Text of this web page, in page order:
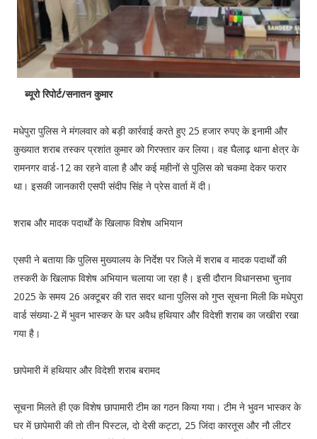
ब्यूरो रिपोर्ट/सनातन कुमार
मधेपुरा पुलिस ने मंगलवार को बड़ी कार्रवाई करते हुए 25 हजार रुपए के इनामी और
कुख्यात शराब तस्कर प्रशांत कुमार को गिरफ्तार कर लिया। वह घैलाढ़ थाना क्षेत्र के
रामनगर वार्ड-12 का रहने वाला है और कई महीनों से पुलिस को चकमा देकर फरार
था। इसकी जानकारी एसपी संदीप सिंह ने प्रेस वार्ता में दी।
शराब और मादक पदार्थों के खिलाफ विशेष अभियान
एसपी ने बताया कि पुलिस मुख्यालय के निर्देश पर जिले में शराब व मादक पदार्थों की
तस्करी के खिलाफ विशेष अभियान चलाया जा रहा है। इसी दौरान विधानसभा चुनाव
2025 के समय 26 अक्टूबर की रात सदर थाना पुलिस को गुप्त सूचना मिली कि मधेपुरा
वार्ड संख्या-2 में भुवन भास्कर के घर अवैध हथियार और विदेशी शराब का जखीरा रखा
गया है।
छापेमारी में हथियार और विदेशी शराब बरामद
सूचना मिलते ही एक विशेष छापामारी टीम का गठन किया गया। टीम ने भुवन भास्कर के
घर में छापेमारी की तो तीन पिस्टल, दो देसी कट्टा, 25 जिंदा कारतूस और नौ लीटर